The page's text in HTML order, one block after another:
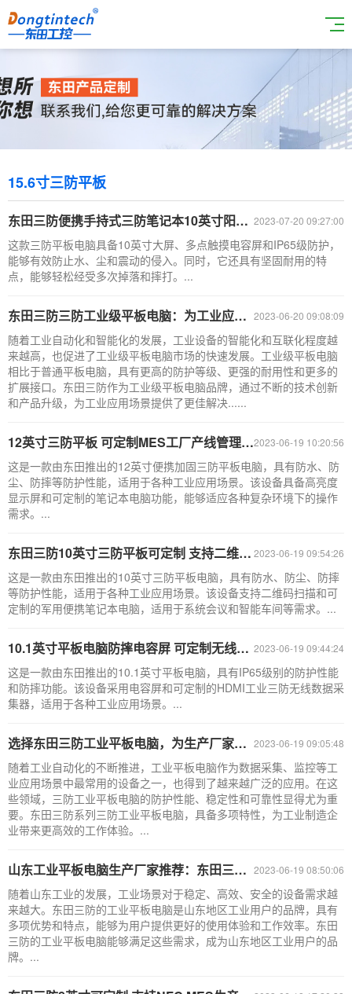
15.6寸三防平板
2023-07-20 09:27:00
东田三防便携手持式三防笔记本10英寸阳光可视平板电脑工控机DTZ-Q1089EL
这款三防平板电脑具备10英寸大屏、多点触摸电容屏和IP65级防护，
能够有效防止水、尘和震动的侵入。同时，它还具有坚固耐用的特
点，能够轻松经受多次掉落和摔打。...
2023-06-20 09:08:09
东田三防三防工业级平板电脑：为工业应用场景提供更佳解决方案
随着工业自动化和智能化的发展，工业设备的智能化和互联化程度越
来越高，也促进了工业级平板电脑市场的快速发展。工业级平板电脑
相比于普通平板电脑，具有更高的防护等级、更强的耐用性和更多的
扩展接口。东田三防作为工业级平板电脑品牌，通过不断的技术创新
和产品升级，为工业应用场景提供了更佳解决......
2023-06-19 10:20:56
12英寸三防平板 可定制MES工厂产线管理巡检DTZ-I1208E
这是一款由东田推出的12英寸便携加固三防平板电脑，具有防水、防
尘、防摔等防护性能，适用于各种工业应用场景。该设备具备高亮度
显示屏和可定制的笔记本电脑功能，能够适应各种复杂环境下的操作
需求。...
2023-06-19 09:54:26
东田三防10英寸三防平板可定制 支持二维码扫描 系统会议智能车间DTZ-I1083E
这是一款由东田推出的10英寸三防平板电脑，具有防水、防尘、防摔
等防护性能，适用于各种工业应用场景。该设备支持二维码扫描和可
定制的军用便携笔记本电脑，适用于系统会议和智能车间等需求。...
2023-06-19 09:44:24
10.1英寸平板电脑防摔电容屏 可定制无线数据采集器 DTZ-I1008HE-6Y30
这是一款由东田推出的10.1英寸平板电脑，具有IP65级别的防护性能
和防摔功能。该设备采用电容屏和可定制的HDMI工业三防无线数据采
集器，适用于各种工业应用场景。...
2023-06-19 09:05:48
选择东田三防工业平板电脑，为生产厂家带来更高效的工作体验
随着工业自动化的不断推进，工业平板电脑作为数据采集、监控等工
业应用场景中最常用的设备之一，也得到了越来越广泛的应用。在这
些领域，三防工业平板电脑的防护性能、稳定性和可靠性显得尤为重
要。东田三防系列三防工业平板电脑，具备多项特性，为工业制造企
业带来更高效的工作体验。...
2023-06-19 08:50:06
山东工业平板电脑生产厂家推荐：东田三防工业平板电脑
随着山东工业的发展，工业场景对于稳定、高效、安全的设备需求越
来越大。东田三防的工业平板电脑是山东地区工业用户的品牌，具有
多项优势和特点，能够为用户提供更好的使用体验和工作效率。东田
三防的工业平板电脑能够满足这些需求，成为山东地区工业用户的品
牌。...